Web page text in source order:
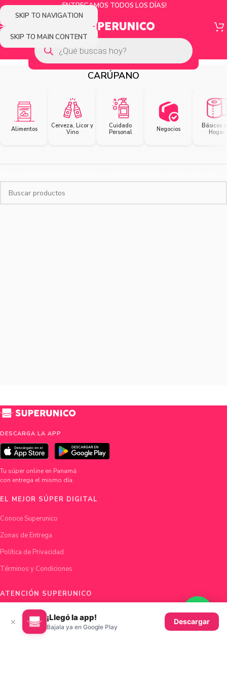
SKIP TO NAVIGATION
SKIP TO MAIN CONTENT
¡ENTREGAMOS TODOS LOS DÍAS!
CARÚPANO
Alimentos
Cerveza, Licor y
Vino
Cuidado
Personal
Negocios
Básicos
Hogar
DESCARGA LA APP
Tu súper online en Panamá
con entrega el mismo día.
EL MEJOR SÚPER DIGITAL
Conoce Superunico
Zonas de Entrega
Política de Privacidad
Términos y Condiciones
ATENCIÓN SUPERUNICO
Chatea con nosotros
× ¡Llegó la app!
Bajala ya en Google Play
Descargar